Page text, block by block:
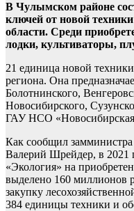
В Чулымском районе
ключей от новой
области. Среди
лодки, культиваторы,
21 единица новой
региона. Она
Болотнинского,
Новосибирского,
ГАУ НСО «Новосибирская
Как сообщил
Валерий Шрейдер, в 2021
«Экология» на
выделено 160 миллионов
закупку
384 единицы техники и